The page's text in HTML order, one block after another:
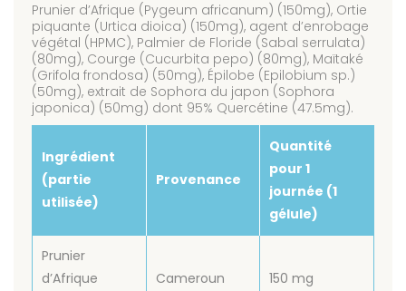
Prunier d’Afrique (Pygeum africanum) (150mg), Ortie
piquante (Urtica dioica) (150mg), agent d’enrobage
végétal (HPMC), Palmier de Floride (Sabal serrulata)
(80mg), Courge (Cucurbita pepo) (80mg), Maïtaké
(Grifola frondosa) (50mg), Épilobe (Epilobium sp.)
(50mg), extrait de Sophora du japon (Sophora
japonica) (50mg) dont 95% Quercétine (47.5mg).
Ingrédient
(partie
utilisée)
Provenance
Quantité
pour 1
journée (1
gélule)
Prunier
d’Afrique
Cameroun 150 mg